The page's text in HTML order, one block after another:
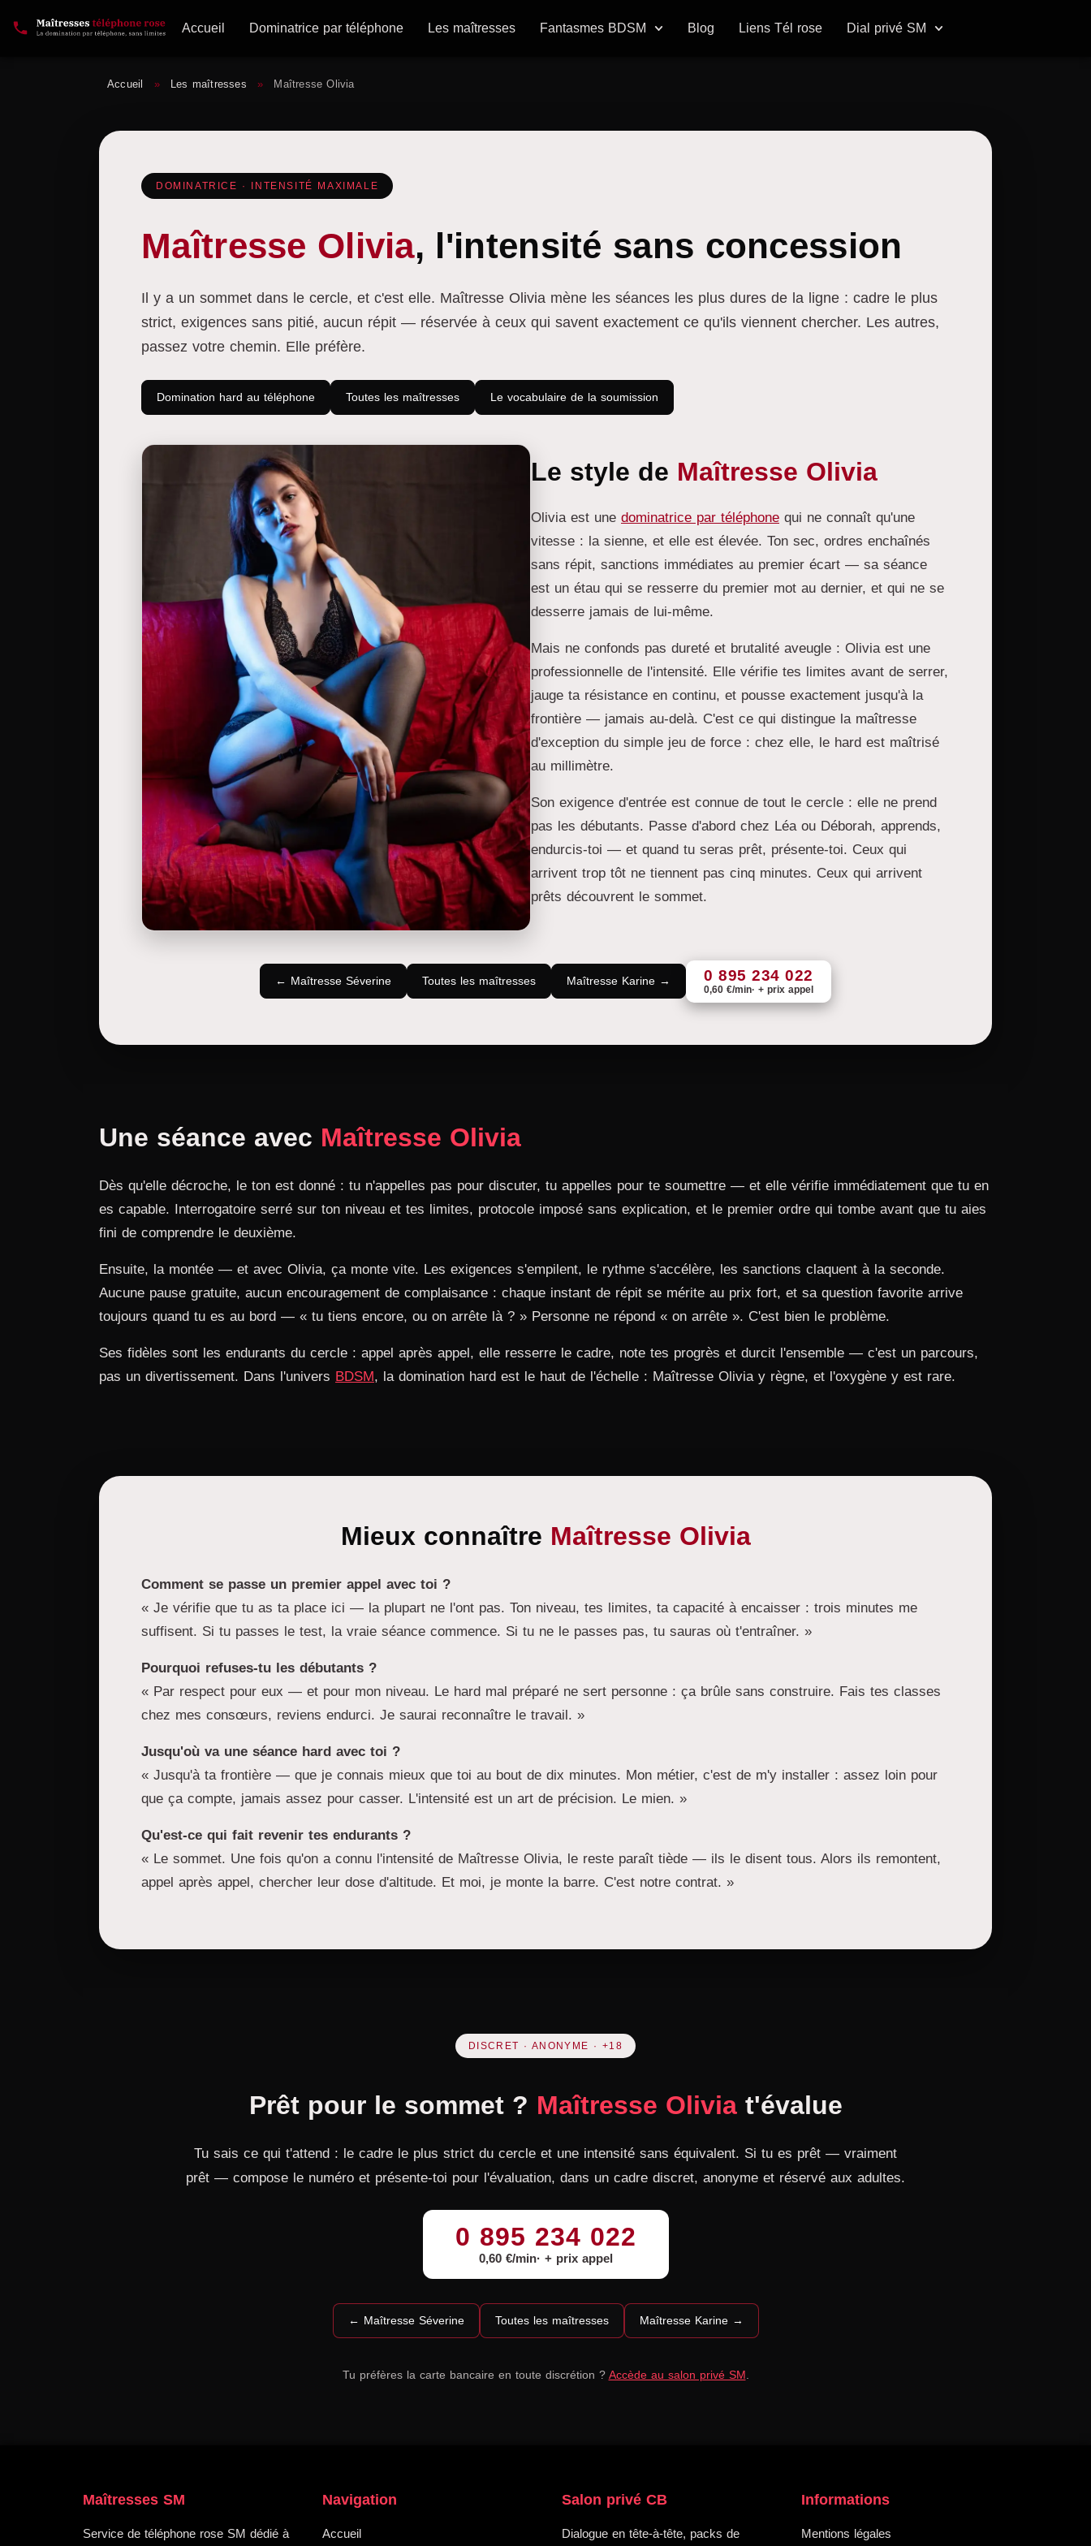
Accueil Dominatrice par téléphone Les maîtresses Fantasmes BDSM Blog Liens Tél rose Dial privé SM
Accueil » Les maîtresses » Maîtresse Olivia
DOMINATRICE · INTENSITÉ MAXIMALE
Maîtresse Olivia, l'intensité sans concession
Il y a un sommet dans le cercle, et c'est elle. Maîtresse Olivia mène les séances les plus dures de la ligne : cadre le plus
strict, exigences sans pitié, aucun répit — réservée à ceux qui savent exactement ce qu'ils viennent chercher. Les autres,
passez votre chemin. Elle préfère.
Domination hard au téléphone Toutes les maîtresses Le vocabulaire de la soumission
Le style de Maîtresse Olivia
Olivia est une dominatrice par téléphone qui ne connaît qu'une
vitesse : la sienne, et elle est élevée. Ton sec, ordres enchaînés
sans répit, sanctions immédiates au premier écart — sa séance
est un étau qui se resserre du premier mot au dernier, et qui ne se
desserre jamais de lui-même.
Mais ne confonds pas dureté et brutalité aveugle : Olivia est une
professionnelle de l'intensité. Elle vérifie tes limites avant de serrer,
jauge ta résistance en continu, et pousse exactement jusqu'à la
frontière — jamais au-delà. C'est ce qui distingue la maîtresse
d'exception du simple jeu de force : chez elle, le hard est maîtrisé
au millimètre.
Son exigence d'entrée est connue de tout le cercle : elle ne prend
pas les débutants. Passe d'abord chez Léa ou Déborah, apprends,
endurcis-toi — et quand tu seras prêt, présente-toi. Ceux qui
arrivent trop tôt ne tiennent pas cinq minutes. Ceux qui arrivent
prêts découvrent le sommet.
← Maîtresse Séverine Toutes les maîtresses Maîtresse Karine → 0 895 234 022
0,60 €/min + prix appel
Une séance avec Maîtresse Olivia
Dès qu'elle décroche, le ton est donné : tu n'appelles pas pour discuter, tu appelles pour te soumettre — et elle vérifie immédiatement que tu en
es capable. Interrogatoire serré sur ton niveau et tes limites, protocole imposé sans explication, et le premier ordre qui tombe avant que tu aies
fini de comprendre le deuxième.
Ensuite, la montée — et avec Olivia, ça monte vite. Les exigences s'empilent, le rythme s'accélère, les sanctions claquent à la seconde.
Aucune pause gratuite, aucun encouragement de complaisance : chaque instant de répit se mérite au prix fort, et sa question favorite arrive
toujours quand tu es au bord — « tu tiens encore, ou on arrête là ? » Personne ne répond « on arrête ». C'est bien le problème.
Ses fidèles sont les endurants du cercle : appel après appel, elle resserre le cadre, note tes progrès et durcit l'ensemble — c'est un parcours,
pas un divertissement. Dans l'univers BDSM, la domination hard est le haut de l'échelle : Maîtresse Olivia y règne, et l'oxygène y est rare.
Mieux connaître Maîtresse Olivia
Comment se passe un premier appel avec toi ?
« Je vérifie que tu as ta place ici — la plupart ne l'ont pas. Ton niveau, tes limites, ta capacité à encaisser : trois minutes me
suffisent. Si tu passes le test, la vraie séance commence. Si tu ne le passes pas, tu sauras où t'entraîner. »
Pourquoi refuses-tu les débutants ?
« Par respect pour eux — et pour mon niveau. Le hard mal préparé ne sert personne : ça brûle sans construire. Fais tes classes
chez mes consœurs, reviens endurci. Je saurai reconnaître le travail. »
Jusqu'où va une séance hard avec toi ?
« Jusqu'à ta frontière — que je connais mieux que toi au bout de dix minutes. Mon métier, c'est de m'y installer : assez loin pour
que ça compte, jamais assez pour casser. L'intensité est un art de précision. Le mien. »
Qu'est-ce qui fait revenir tes endurants ?
« Le sommet. Une fois qu'on a connu l'intensité de Maîtresse Olivia, le reste paraît tiède — ils le disent tous. Alors ils remontent,
appel après appel, chercher leur dose d'altitude. Et moi, je monte la barre. C'est notre contrat. »
DISCRET · ANONYME · +18
Prêt pour le sommet ? Maîtresse Oliviat'évalue
Tu sais ce qui t'attend : le cadre le plus strict du cercle et une intensité sans équivalent. Si tu es prêt — vraiment
prêt — compose le numéro et présente-toi pour l'évaluation, dans un cadre discret, anonyme et réservé aux adultes.
0 895 234 022
0,60 €/min + prix appel
← Maîtresse Séverine Toutes les maîtresses Maîtresse Karine →
Tu préfères la carte bancaire en toute discrétion ? Accède au salon privé SM
Maîtresses SM
Service de téléphone rose SM dédié à
Navigation
Accueil
Salon privé CB
Dialogue en tête-à-tête, packs de
Informations
Mentions légales